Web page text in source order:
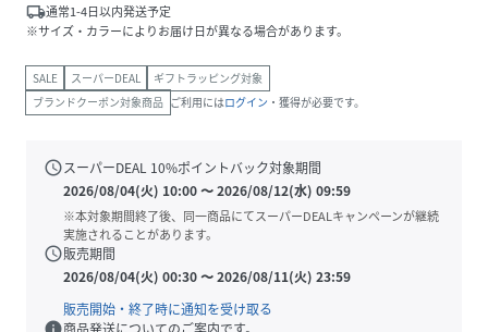
local_shipping通常1-4日以内発送予定
※サイズ・カラーによりお届け日が異なる場合があります。
SALE スーパーDEAL
ギフトラッピング対象
ブランドクーポン対象商品 ご利用にはログイン ・獲得が必要です。
scheduleスーパーDEAL 10%ポイントバック対象期間
2026/08/04(火) 10:00〜2026/08/12(水) 09:59
※本対象期間終了後、同一商品にてスーパーDEALキャンペーンが継続
実施されることがあります。
schedule販売期間
2026/08/04(火) 00:30〜2026/08/11(火) 23:59
販売開始・終了時に通知を受け取る